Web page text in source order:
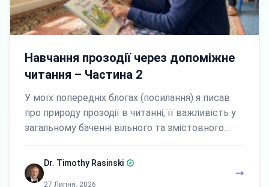
Навчання прозодії через допоміжне
читання – Частина 2
У моїх попередніх блогах (посилання) я писав
про природу прозодії в читанні, її важливість у
загальному баченні вільного та змістовного…
Dr. Timothy Rasinski
27 Липня, 2026